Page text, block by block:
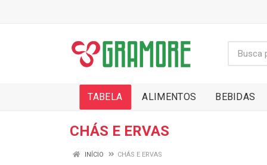
TABELA ALIMENTOS BEBIDAS
CHÁS E ERVAS
INÍCIO CHÁS E ERVAS